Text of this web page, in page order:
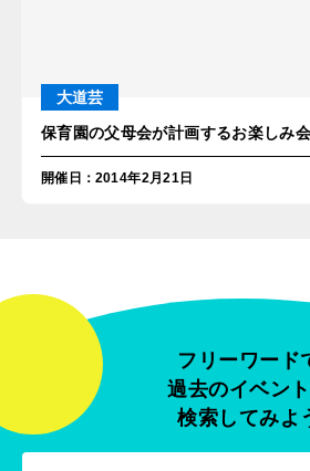
大道芸
保育園の父母会が計画するお楽しみ
開催日 ：2014年2月21日
フリーワード
過去のイベン
検索してみよ